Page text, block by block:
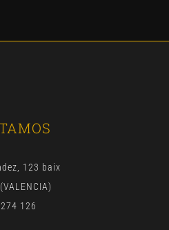
123 baix
126